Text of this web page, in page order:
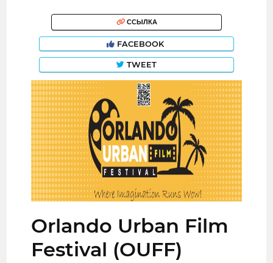
ССЫЛКА
FACEBOOK
TWEET
Orlando Urban Film
Festival (OUFF)